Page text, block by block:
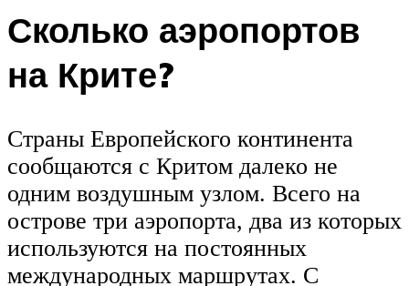
Сколько аэропортов
на Крите?
Страны Европейского континента
сообщаются с Критом далеко не
одним воздушным узлом. Всего на
острове три аэропорта, два из которых
используются на постоянных
международных маршрутах. С